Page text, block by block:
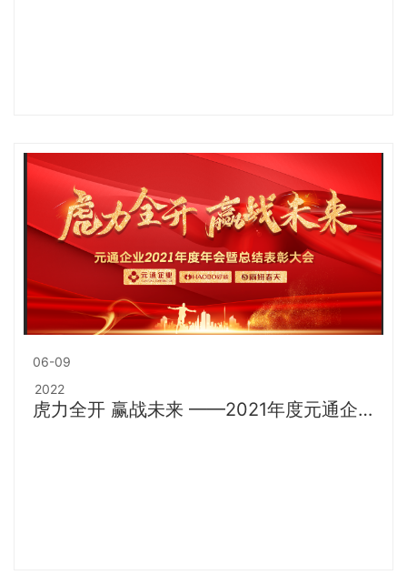
06-09
2022
虎力全开 赢战未来 ——2021年度元通企业